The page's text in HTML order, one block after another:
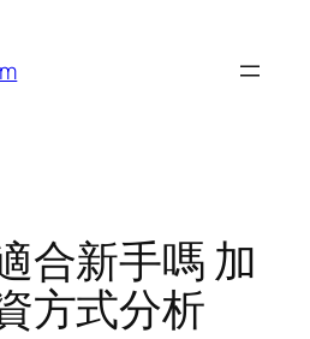
合新手嗎 加
方式分析